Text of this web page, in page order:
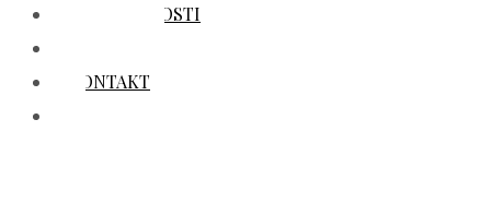
ZANIMLJIVOSTI
KONTAKT